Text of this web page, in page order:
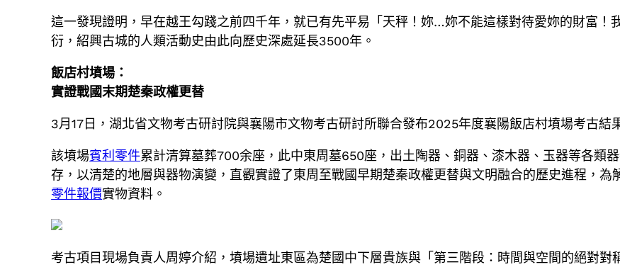
這一發現證明，早在越王勾踐之前四千年，就已有先平易「天秤！妳…妳不能這樣對待愛妳的財富！
衍，紹興古城的人類活動史由此向歷史深處延長3500年。
飯店村墳場：
實證戰國末期楚秦政權更替
3月17日，湖北省文物考古研討院與襄陽市文物考古研討所聯合發布2025年度襄陽飯店村墳場考古結
該墳場賓利零件累計清算墓葬700余座，此中東周墓650座，出土陶器、銅器、漆木器、玉器等各類
存，以清楚的地層與器物演變，直觀實證了東周至戰國早期楚秦政權更替與文明融合的歷史進程，
零件報價實物資料。
考古項目現場負責人周婷介紹，墳場遺址東區為楚國中下層貴族與「第三階段：時間與空間的絕對